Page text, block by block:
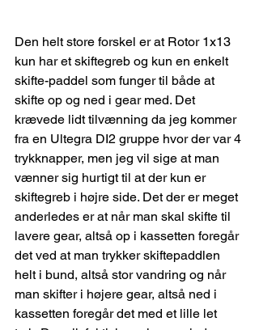
Den helt store forskel er at Rotor 1x13
kun har et skiftegreb og kun en enkelt
skifte-paddel som funger til både at
skifte op og ned i gear med. Det
krævede lidt tilvænning da jeg kommer
fra en Ultegra DI2 gruppe hvor der var 4
trykknapper, men jeg vil sige at man
vænner sig hurtigt til at der kun er
skiftegreb i højre side. Det der er meget
anderledes er at når man skal skifte til
lavere gear, altså op i kassetten foregår
det ved at man trykker skiftepaddlen
helt i bund, altså stor vandring og når
man skifter i højere gear, altså ned i
kassetten foregår det med et lille let